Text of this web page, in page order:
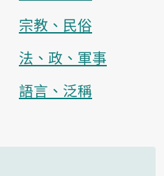
宗教、民俗
法、政、軍事
語言、泛稱